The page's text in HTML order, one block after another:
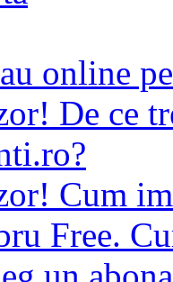
online
De ce
Cum
Free.